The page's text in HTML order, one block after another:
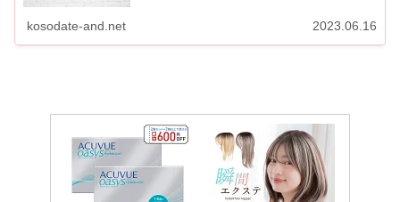
kosodate-and.net 2023.06.16